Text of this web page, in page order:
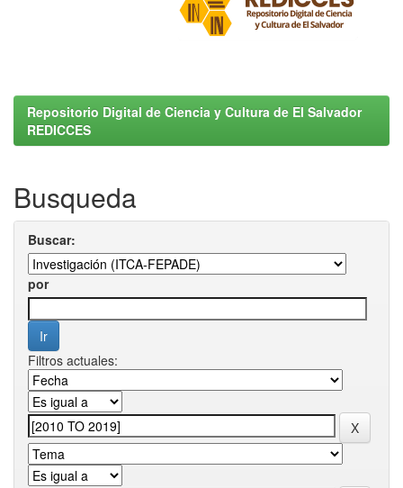
Repositorio Digital de Ciencia y Cultura de El Salvador
REDICCES
Busqueda
Buscar:
por
Filtros actuales: